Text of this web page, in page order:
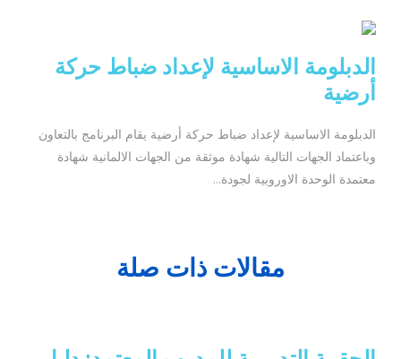
الدبلومة الاساسية لإعداد ضباط حركة
أرضية
الدبلومة الاساسية لإعداد ضباط حركة أرضية يقام البرنامج بالتعاون
وباعتماد الجهات التالية شهادة موثقة من الجهات الالمانية شهادة
معتمدة الوحدة الاوروبية لجودة...
مقالات ذات صلة